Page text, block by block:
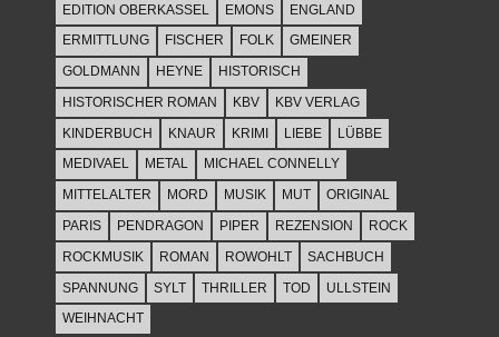
EDITION OBERKASSEL
EMONS
ENGLAND
ERMITTLUNG
FISCHER FOLK
GMEINER
GOLDMANN
HEYNE
HISTORISCH
HISTORISCHER ROMAN
KBV
KBV VERLAG
KINDERBUCH
KNAUR KRIMI LIEBE
LÜBBE
MEDIVAEL
METAL
MICHAEL CONNELLY
MITTELALTER
MORD MUSIK MUT
ORIGINAL
PARIS
PENDRAGON PIPER REZENSION
ROCK
ROCKMUSIK
ROMAN ROWOHLT
SACHBUCH
SPANNUNG
SYLT THRILLER TOD
ULLSTEIN
WEIHNACHT